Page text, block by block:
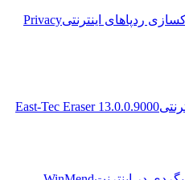
ردپاهای اینترنتیPrivacy
East-Tec Eraser